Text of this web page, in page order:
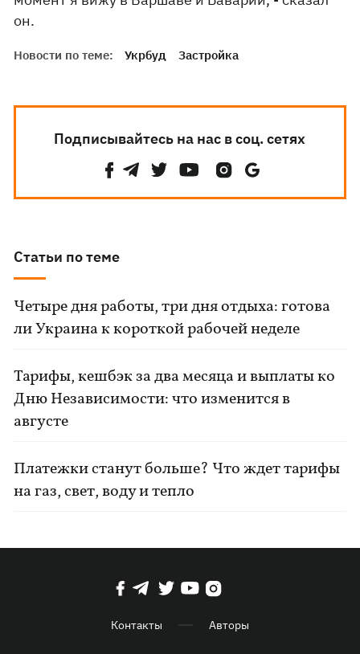
он.
Новости по теме: Укрбуд Застройка
Подписывайтесь на нас в соц. сетях
Статьи по теме
Четыре дня работы, три дня отдыха: готова
ли Украина к короткой рабочей неделе
Тарифы, кешбэк за два месяца и выплаты ко
Дню Независимости: что изменится в
августе
Платежки станут больше? Что ждет тарифы
на газ, свет, воду и тепло
Контакты Авторы